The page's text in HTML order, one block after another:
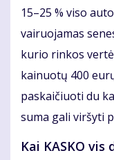
15–25 % viso
vairuojamas
kurio rinkos
kainuotų 400
paskaičiuoti du
suma gali viršyti
Kai KASKO